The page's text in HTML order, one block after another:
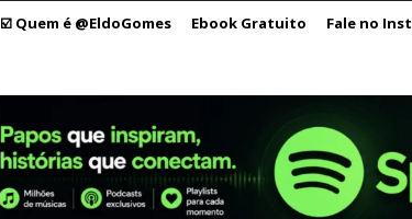
☑️ Quem é @EldoGomes Ebook Gratuito Fale no